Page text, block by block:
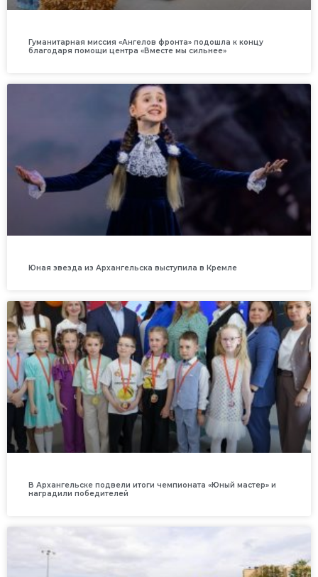
Гуманитарная миссия «Ангелов фронта» подошла к концу
благодаря помощи центра «Вместе мы сильнее»
Юная звезда из Архангельска выступила в Кремле
В Архангельске подвели итоги чемпионата «Юный мастер» и
наградили победителей